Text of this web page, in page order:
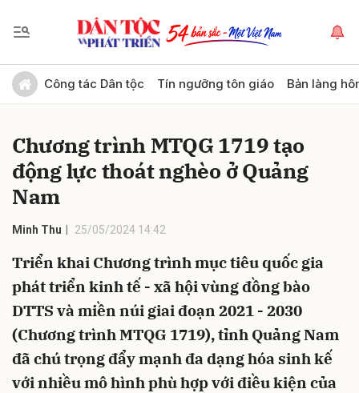
Công tác Dân tộc Tín ngưỡng tôn giáo Bản làng
Chương trình MTQG 1719 tạo
động lực thoát nghèo ở Quảng
Nam
Minh Thu 25/05/2024 14:42
Triển khai Chương trình mục tiêu quốc gia
phát triển kinh tế - xã hội vùng đồng bào
DTTS và miền núi giai đoạn 2021 - 2030
(Chương trình MTQG 1719), tỉnh Quảng Nam
đã chú trọng đẩy mạnh đa dạng hóa sinh kế
với nhiều mô hình phù hợp với điều kiện của
Gửi bình luận